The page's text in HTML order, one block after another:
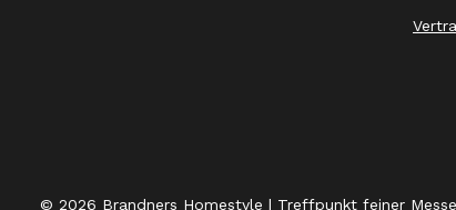
© 2026 Brandners Homestyle | Treffpunkt feiner